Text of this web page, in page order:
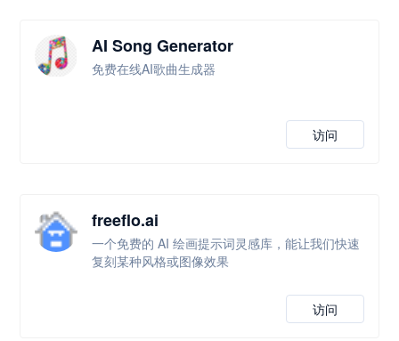
AI Song Generator
免费在线AI歌曲生成器
访问
freeflo.ai
一个免费的 AI 绘画提示词灵感库，能让我们快速
复刻某种风格或图像效果
访问